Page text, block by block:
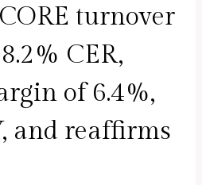
turnover
CER,
of 6.4%,
and reaffirms